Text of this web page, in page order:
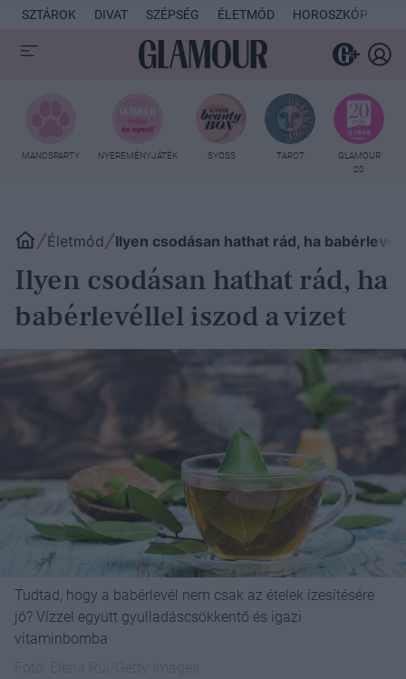
SZTÁROK DIVAT SZÉPSÉG ÉLETMÓD HOROSZKÓP
MANCSPARTY NYEREMÉNYJÁTÉK SYOSS TAROT
GLAMOUR
20
Életmód Ilyen csodásan hathat rád, ha
Ilyen csodásan hathat rád, ha
babérlevéllel iszod a vizet
Tudtad, hogy a babérlevél nem csak az ételek ízesítésére
jó? Vízzel együtt gyulladáscsökkentő és igazi
vitaminbomba